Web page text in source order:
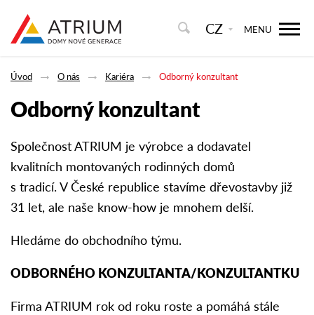
CZ MENU
Úvod O nás Kariéra Odborný konzultant
Odborný konzultant
Společnost ATRIUM je výrobce a dodavatel
kvalitních montovaných rodinných domů
s tradicí. V České republice stavíme dřevostavby již
31 let, ale naše know-how je mnohem delší.
Hledáme do obchodního týmu.
ODBORNÉHO KONZULTANTA/KONZULTANTKU
Firma ATRIUM rok od roku roste a pomáhá stále